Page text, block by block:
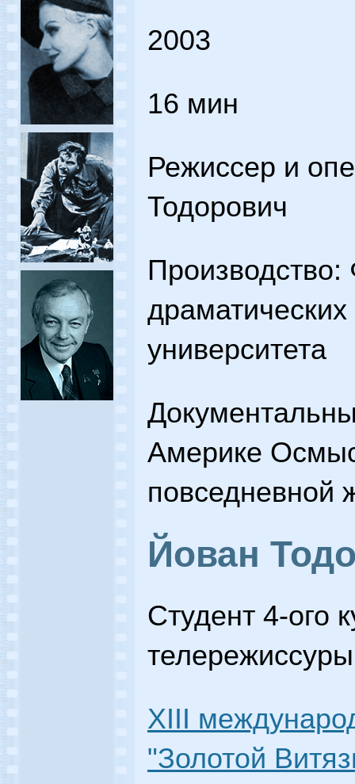
2003
16 мин
Режиссер и
Тодорович
Производство:
драматических
университета
Америке
повседневной
Йован
Студент 4-ого
телережиссуры
XIII
"Золотой